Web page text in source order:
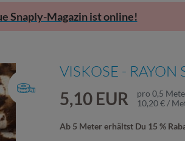
Snaply-Magazin ist online!
VISKOSE - RAYON
5,10 EUR pro 0,5
10,20 € /
Ab 5 Meter erhältst Du 15 %